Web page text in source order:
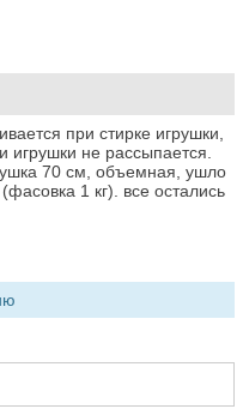
при стирке игрушки,
игрушки не рассыпается.
70 см, объемная, ушло
1 кг). все остались